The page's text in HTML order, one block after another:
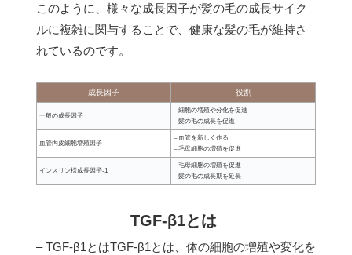
このように、様々な成長因子が髪の毛の成長サイク
ルに複雑に関与することで、健康な髪の毛が維持さ
れているのです。
成長因子 役割
一般の成長因子
– 細胞の増殖や分化を促進
– 髪の毛の成長を促進
血管内皮細胞増殖因子
– 血管を新しく作る
– 毛母細胞の増殖を促進
インスリン様成長因子-1
– 毛母細胞の増殖を促進
– 髪の毛の成長期を延長
TGF-β1とは
– TGF-β1とはTGF-β1とは、体の細胞の増殖や変化を